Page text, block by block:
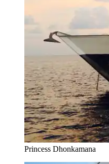
Princess Dhonkamana